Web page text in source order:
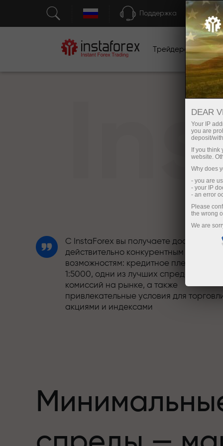
Поддержка
Трейдерам
С InstaForex вы получаете доступ к
действительно конкурентным
возможностям: кредитное плечо до
1:5000, одни из лучших спредов и
комиссий на рынке, а также
привлекательные условия для
акциями и индексами
предложениями
Лопрайс привносит элементы драйва
DEAR
Your IP
you are
deposit/
If you
website.
Why does
- you are
- your IP
- an error
Please
the wrong
We are